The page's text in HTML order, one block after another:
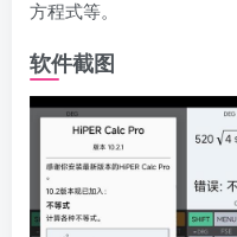
方程式等。
软件截图